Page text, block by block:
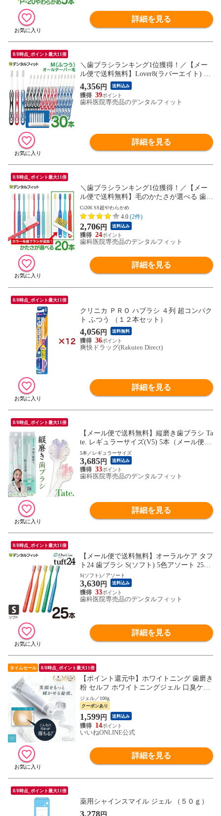
詳細を見る
8/8時点_ポイント最大11倍
＼歯ブラシランキング1位獲得！／【メー
ル便で送料無料】Lover8(ラバーエイト) 歯
ブラシ オールテーパー毛 Mふつう 30本入
【Ciメディカル 歯ブラシ】(メール便1点
迄)
4,356円 送料込み
39
歯科医院専売品のデンタルフィット
詳細を見る
8/8時点_ポイント最大11倍
＼歯ブラシランキング1位獲得！／【メー
ル便で送料無料】毛のかたさが選べる 歯科
専売品歯ブラシ Ci200シリーズ (Ci206 SS超
やわらかめ) 20本セット 【Ciメディカル 歯
ブラシ】(メール便2点迄)
Ci206 SS超やわらかめ
4.0 (2件)
2,706円 送料込み
24
歯科医院専売品のデンタルフィット
詳細を見る
8/8時点_ポイント最大11倍
クリニカ ＰＲＯ ハブラシ ４列 超コンパク
ト ふつう （１２本セット）
4,056円 送料無料
36
爽快ドラッグ(Rakuten Direct)
詳細を見る
8/8時点_ポイント最大11倍
【メール便で送料無料】縦磨き歯ブラシ Ta
te. レギュラーサイズ(V5) 5本（メール便1
点まで）
5本／レギュラーサイズ
3,685円 送料込み
33
歯科医院専売品のデンタルフィット
詳細を見る
8/8時点_ポイント最大11倍
【メール便で送料無料】オーラルケア タフ
ト24 歯ブラシ S(ソフト) 5色アソート 25本
セット set
S(ソフト)／アソート
3,630円 送料込み
33
歯科医院専売品のデンタルフィット
詳細を見る
タイムセール 8/8時点_ポイント最大11倍
【ポイント還元中】ホワイトニング 歯磨き
粉 セルフ ホワイトニングジェル 口臭ケア
歯周病 歯みがき 口臭予防 ジェルタイプ 30
g CLEARLABO
ジェル／100g
クーポンあり
1,599円 送料込み
14
いいねONLINE公式
詳細を見る
8/8時点_ポイント最大11倍
薬用シャインスマイル ジェル （５０ｇ）
3,278